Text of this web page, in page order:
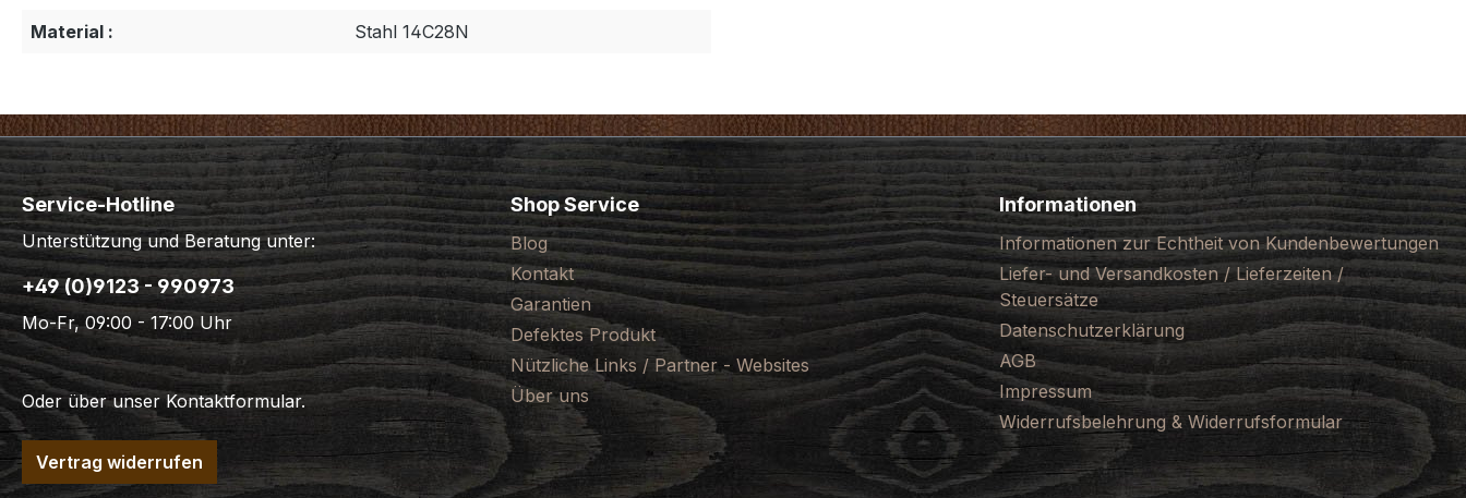
Material :
Stahl 14C28N
Service-Hotline
Unterstützung und Beratung unter:
+49 (0)9123 - 990973
Mo-Fr, 09:00 - 17:00 Uhr
Oder über unserKontaktformular.
Vertrag widerrufen
Shop Service
Blog
Kontakt
Garantien
Defektes Produkt
Nützliche Links / Partner - Websites
Über uns
Informationen
Informationen zur Echtheit von Kundenbewertungen
Liefer- und Versandkosten / Lieferzeiten /
Steuersätze
Datenschutzerklärung
AGB
Impressum
Widerrufsbelehrung & Widerrufsformular